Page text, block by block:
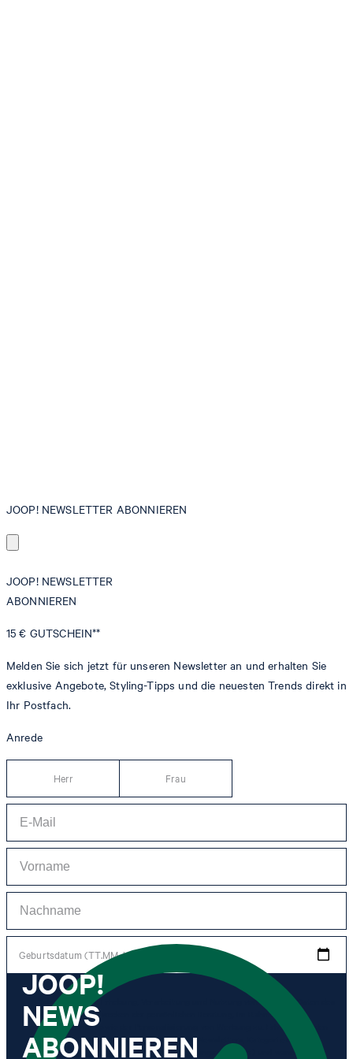
JOOP! NEWSLETTER ABONNIEREN
JOOP! NEWSLETTER
ABONNIEREN
15 € GUTSCHEIN**
Melden Sie sich jetzt für unseren Newsletter an und erhalten Sie
exklusive Angebote, Styling-Tipps und die neuesten Trends direkt in
Ihr Postfach.
Anrede
Herr Frau
Geburtsdatum (TT.MM.JJJJ)
*Ich stimme der Erhebung, Verarbeitung und Nutzung von Tracking-Daten des
Newsletters zu Zwecken der persönlichen Beratung, im Rahmen des
Kundenservice sowie der Personalisierung von Werbung zu. Erhoben werden
Informationen zum Newsletter (Name des Newsletters, Kategorie des
Newsletters, Zeitpunkt des Versands, Öffnungszeitpunkt) und wann ich auf
JOOP!
NEWS
ABONNIEREN